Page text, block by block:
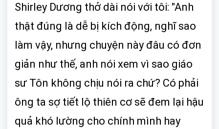
Shirley Dương thở dài nói với tôi: "Anh
thật đúng là dễ bị kích động, nghĩ sao
làm vậy, nhưng chuyện này đâu có đơn
giản như thế, anh nói xem vì sao giáo
sư Tôn không chịu nói ra chứ? Có phải
ông ta sợ tiết lộ thiên cơ sẽ đem lại hậu
quả khó lường cho chính mình hay